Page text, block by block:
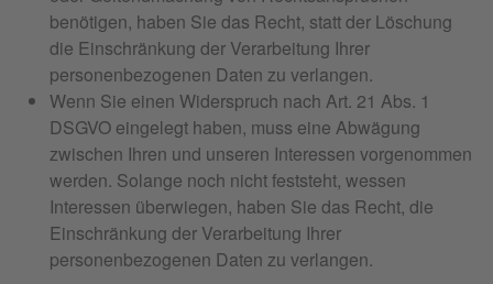
benötigen, haben Sie das Recht, statt der Löschung
die Einschränkung der Verarbeitung Ihrer
personenbezogenen Daten zu verlangen.
Wenn Sie einen Widerspruch nach Art. 21 Abs. 1
DSGVO eingelegt haben, muss eine Abwägung
zwischen Ihren und unseren Interessen vorgenommen
werden. Solange noch nicht feststeht, wessen
Interessen überwiegen, haben Sie das Recht, die
Einschränkung der Verarbeitung Ihrer
personenbezogenen Daten zu verlangen.